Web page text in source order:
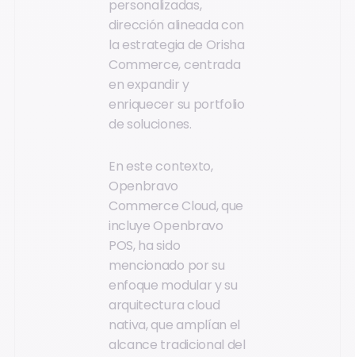
personalizadas,
dirección alineada con
la estrategia de Orisha
Commerce, centrada
en expandir y
enriquecer su portfolio
de soluciones.
En este contexto,
Openbravo
Commerce Cloud, que
incluye Openbravo
POS, ha sido
mencionado por su
enfoque modular y su
arquitectura cloud
nativa, que amplían el
alcance tradicional del